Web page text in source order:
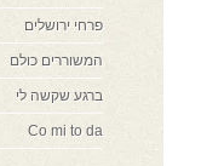
פרחי ירושלים
המשוררים כולם
ברגע שקשה לי
Co mi to da